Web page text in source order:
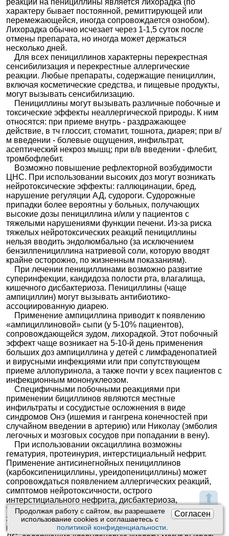
⬆
Согласен
Продолжая работу с сайтом, вы разрешаете
использование сookies и соглашаетесь с
политикой конфиденциальности.
характеру бывает постоянной, ремиттирующей или
перемежающейся, иногда сопровождается ознобом).
Лихорадка обычно исчезает через 1-1,5 суток после
отмены препарата, но иногда может держаться
несколько дней.
Для всех пенициллинов характерны перекрестная
сенсибилизация и перекрестные аллергические
реакции. Любые препараты, содержащие пенициллин,
включая косметические средства, и пищевые продукты,
могут вызывать сенсибилизацию.
Пенициллины могут вызывать различные побочные и
токсические эффекты неаллергической природы. К ним
относятся: при приеме внутрь - раздражающее
действие, в тч глоссит, стоматит, тошнота, диарея; при в/
м введении - болевые ощущения, инфильтрат,
асептический некроз мышц; при в/в введении - флебит,
тромбофлебит.
Возможно повышение рефлекторной возбудимости
ЦНС. При использовании высоких доз могут возникать
нейротоксические эффекты: галлюцинации, бред,
нарушение регуляции АД, судороги. Судорожные
припадки более вероятны у больных, получающих
высокие дозы пенициллина и/или у пациентов с
тяжелыми нарушениями функции печени. Из-за риска
тяжелых нейротоксических реакций пенициллины
нельзя вводить эндолюмбально (за исключением
бензилпенициллина натриевой соли, которую вводят
крайне осторожно, по жизненным показаниям).
При лечении пенициллинами возможно развитие
суперинфекции, кандидоза полости рта, влагалища,
кишечного дисбактериоза. Пенициллины (чаще
ампициллин) могут вызывать антибиотико-
ассоциированную диарею.
Применение ампициллина приводит к появлению
«ампициллиновой» сыпи (у 5-10% пациентов),
сопровождающейся зудом, лихорадкой. Этот побочный
эффект чаще возникает на 5-10-й день применения
больших доз ампициллина у детей с лимфаденопатией
и вирусными инфекциями или при сопутствующем
приеме аллопуринола, а также почти у всех пациентов с
инфекционным мононуклеозом.
Специфичными побочными реакциями при
применении бициллинов являются местные
инфильтраты и сосудистые осложнения в виде
синдромов Онэ (ишемия и гангрена конечностей при
случайном введении в артерию) или Николау (эмболия
легочных и мозговых сосудов при попадании в вену).
При использовании оксациллина возможны
гематурия, протеинурия, интерстициальный нефрит.
Применение антисинегнойных пенициллинов
(карбоксипенициллины, уреидопенициллины) может
сопровождаться появлением аллергических реакций,
симптомов нейротоксичности, острого
интерстициального нефрита, дисбактериоза,
тромбоцитопении, нейтропении, лейкопении,
эозинофилии. При применении карбенициллина
возможен геморрагический синдром. Комбинированные